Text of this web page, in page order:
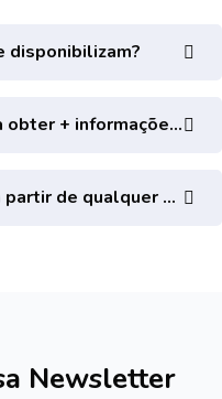
disponibilizam?
+ informações?
qualquer dispositivo?
Newsletter